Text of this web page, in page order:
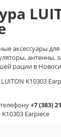
аксессуары
антенны,
рации в
K10303
+7 (383)
Earpiece